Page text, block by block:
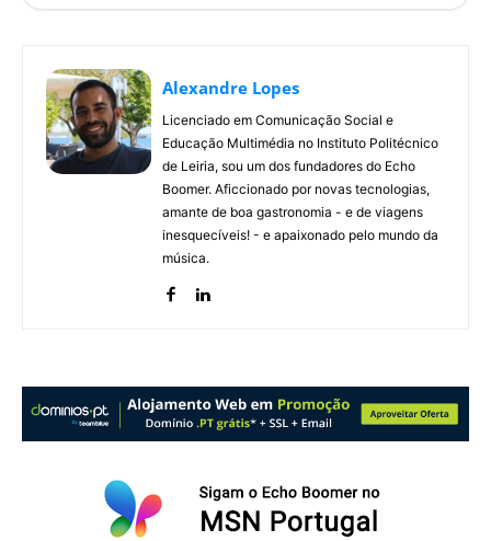
Alexandre Lopes
Licenciado em Comunicação Social e
Educação Multimédia no Instituto Politécnico
de Leiria, sou um dos fundadores do Echo
Boomer. Aficcionado por novas tecnologias,
amante de boa gastronomia - e de viagens
inesquecíveis! - e apaixonado pelo mundo da
música.